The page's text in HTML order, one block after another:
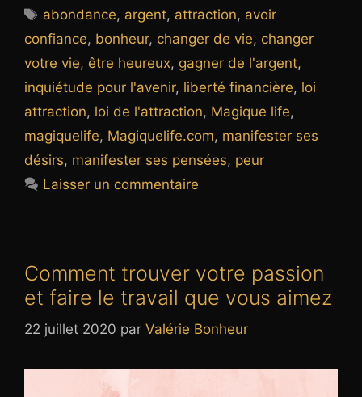
Étiquettes
abondance, argent, attraction, avoir
confiance, bonheur, changer de vie, changer
votre vie, être heureux, gagner de l'argent,
inquiétude pour l'avenir, liberté financière, loi
attraction, loi de l'attraction, Magique life,
magiquelife, Magiquelife.com, manifester ses
désirs, manifester ses pensées, peur
Laisser un commentaire
Comment trouver votre passion
et faire le travail que vous aimez
22 juillet 2020 par Valérie Bonheur